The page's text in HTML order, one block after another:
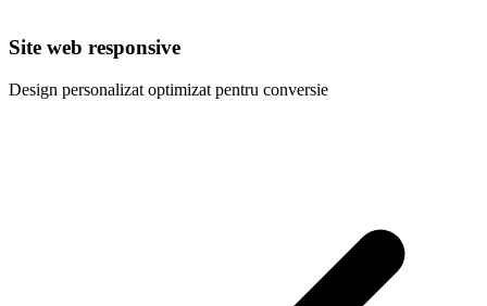
Site web responsive
Design personalizat optimizat pentru conversie